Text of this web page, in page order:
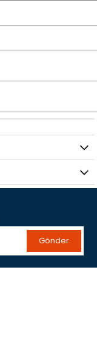
Gönder